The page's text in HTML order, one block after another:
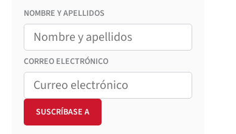
NOMBRE Y APELLIDOS
CORREO ELECTRÓNICO